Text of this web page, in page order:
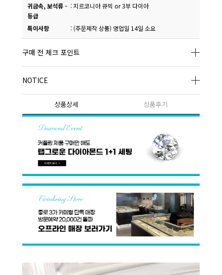
귀금속, 보석류 -
등급
:지르코니아 큐빅 or 3부 다이아
특이사항 : (주문제작 상품) 영업일 14일 소요
구매 전 체크 포인트
NOTICE
상품상세 상품후기